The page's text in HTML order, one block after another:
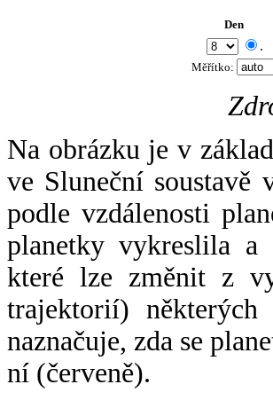
Den
.
Měřítko:
Na obrázku je v
ve Sluneční
podle vzdálenosti
planetky vykreslila a
které lze změnit z
trajektorií) některých
naznačuje, zda se
ní (červeně).